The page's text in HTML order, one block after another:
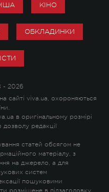
КІНО
ОБКЛАДИНКИ
- 2026
сайті viva.ua, охороняються
в оригінальному розмірі
редакції
статей обсягом не
матеріалу, з
на джерело, а для
систем
пошуковими
розміщене в підзаголовку